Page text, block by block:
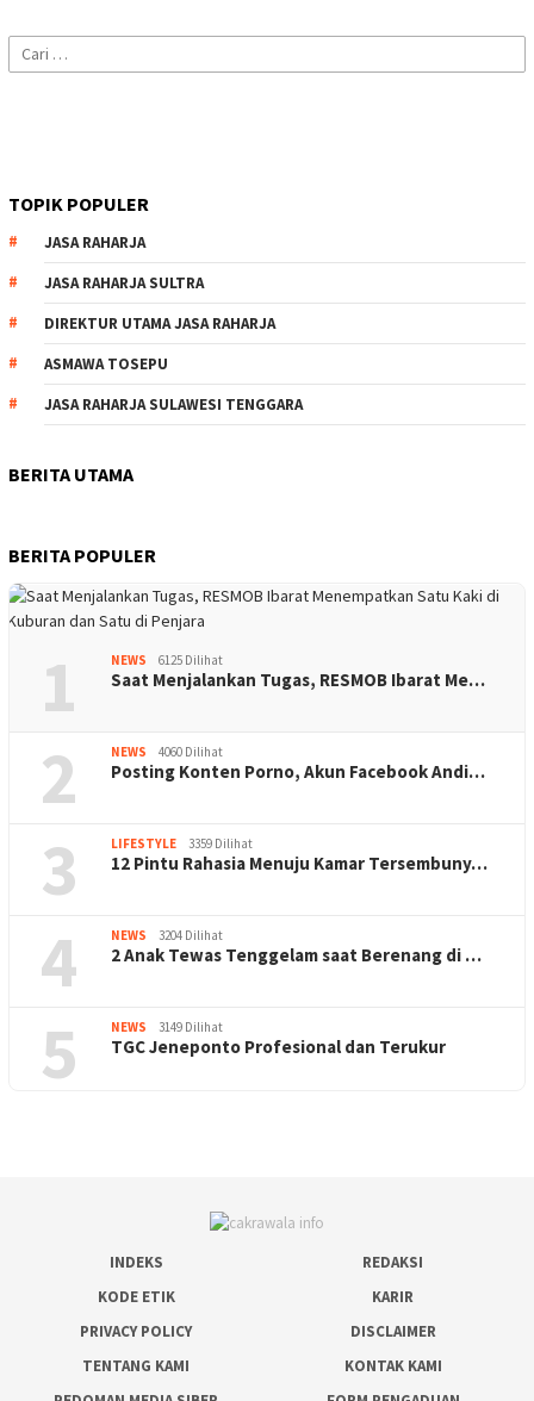
Cari
untuk:
TOPIK POPULER
JASA RAHARJA
JASA RAHARJA SULTRA
DIREKTUR UTAMA JASA RAHARJA
ASMAWA TOSEPU
JASA RAHARJA SULAWESI TENGGARA
BERITA UTAMA
BERITA POPULER
1 NEWS 6125 Dilihat
Saat Menjalankan Tugas, RESMOB Ibarat Me…
2 NEWS 4060 Dilihat
Posting Konten Porno, Akun Facebook Andi…
3 LIFESTYLE 3359 Dilihat
12 Pintu Rahasia Menuju Kamar Tersembuny…
4 NEWS 3204 Dilihat
2 Anak Tewas Tenggelam saat Berenang di …
5 NEWS 3149 Dilihat
TGC Jeneponto Profesional dan Terukur
INDEKS
REDAKSI
KODE ETIK
KARIR
PRIVACY POLICY
DISCLAIMER
TENTANG KAMI
KONTAK KAMI